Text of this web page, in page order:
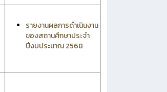
รายงานผลการดำเนินงาน
ของสถานศึกษาประจำ
ปีงบประมาณ 2568